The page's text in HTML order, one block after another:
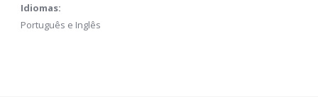
Idiomas:
Português e Inglês